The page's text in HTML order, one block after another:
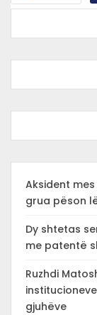
Aksident
grua pëson
Dy shtetas
me patentë
Ruzhdi
gjuhëve